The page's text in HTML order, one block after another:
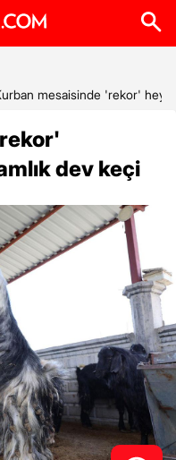
mesaisinde 'rekor'
dev keçi